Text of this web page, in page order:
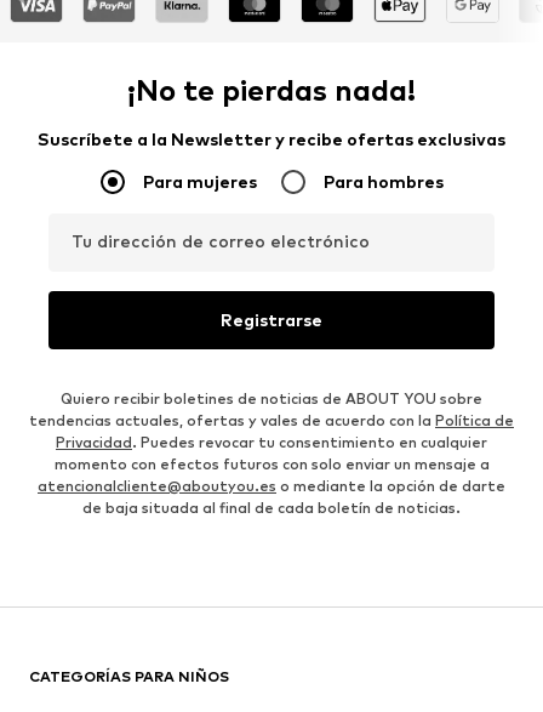
¡No te pierdas nada!
Suscríbete a la Newsletter y recibe ofertas exclusivas
Para mujeres Para hombres
Tu dirección de correo electrónico
Registrarse
Quiero recibir boletines de noticias de ABOUT YOU sobre
tendencias actuales, ofertas y vales de acuerdo con la Política de
Privacidad. Puedes revocar tu consentimiento en cualquier
momento con efectos futuros con solo enviar un mensaje a
atencionalcliente@aboutyou.es o mediante la opción de darte
de baja situada al final de cada boletín de noticias.
CATEGORÍAS PARA NIÑOS